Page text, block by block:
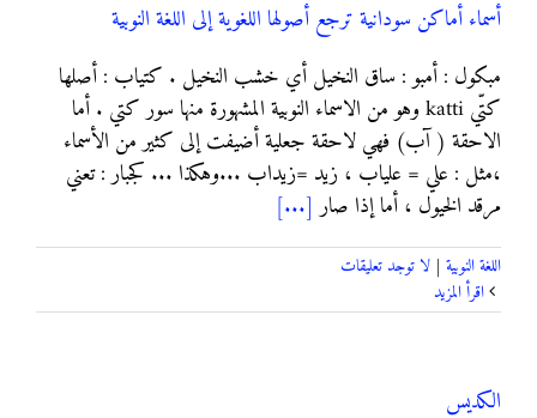
أسماء أماكن سودانية ترجع أصولها اللغوية إلى اللغة النوبية
مبكول : أمبو : ساق النخيل أي خشب النخيل . كتياب : أصلها
كتّي katti وهو من الاسماء النوبية المشهورة منها سور كتي . أما
الاحقة ( آب) فهي لاحقة جعلية أضيفت إلى كثير من الأسماء
،مثل : علي = علياب ، زيد =زيداب ...وهكذا ... كجبار : تعني
مرقد الخيول ، أما إذا صار[...]
اللغة النوبية | لا توجد تعليقات
الكديس